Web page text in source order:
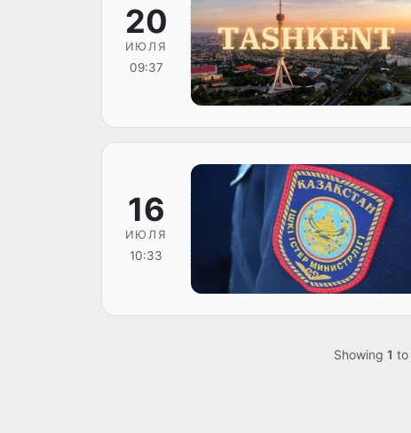
20
ИЮЛЯ
09:37
16
ИЮЛЯ
10:33
Showing 1 to